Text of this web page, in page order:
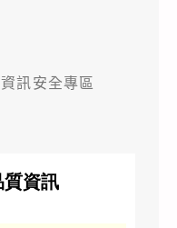
資訊安全專區